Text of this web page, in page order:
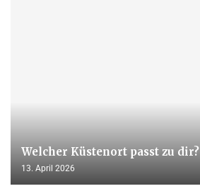
Welcher Küstenort passt zu dir?
13. April 2026